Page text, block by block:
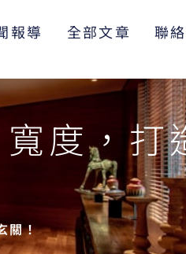
報導 全部文章 聯
度，打
關！